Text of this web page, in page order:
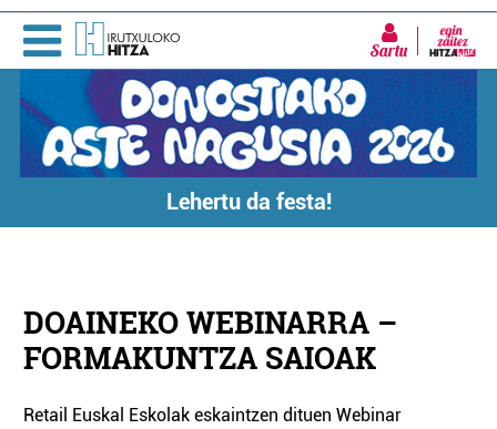
Sartu
Lehertu da festa!
DOAINEKO WEBINARRA –
FORMAKUNTZA SAIOAK
Retail Euskal Eskolak eskaintzen dituen Webinar